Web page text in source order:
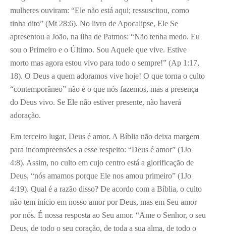
mulheres ouviram: “Ele não está aqui; ressuscitou, como
tinha dito” (Mt 28:6). No livro de Apocalipse, Ele Se
apresentou a João, na ilha de Patmos: “Não tenha medo. Eu
sou o Primeiro e o Último. Sou Aquele que vive. Estive
morto mas agora estou vivo para todo o sempre!” (Ap 1:17,
18). O Deus a quem adoramos vive hoje! O que torna o culto
“contemporâneo” não é o que nós fazemos, mas a presença
do Deus vivo. Se Ele não estiver presente, não haverá
adoração.
Em terceiro lugar, Deus é amor. A Bíblia não deixa margem
para incompreensões a esse respeito: “Deus é amor” (1Jo
4:8). Assim, no culto em cujo centro está a glorificação de
Deus, “nós amamos porque Ele nos amou primeiro” (1Jo
4:19). Qual é a razão disso? De acordo com a Bíblia, o culto
não tem início em nosso amor por Deus, mas em Seu amor
por nós. É nossa resposta ao Seu amor. “Ame o Senhor, o seu
Deus, de todo o seu coração, de toda a sua alma, de todo o